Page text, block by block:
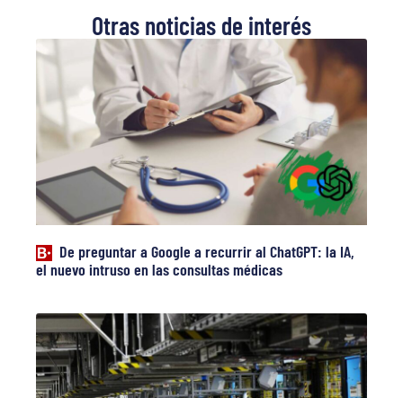
Otras noticias de interés
De preguntar a Google a recurrir al ChatGPT: la IA,
el nuevo intruso en las consultas médicas